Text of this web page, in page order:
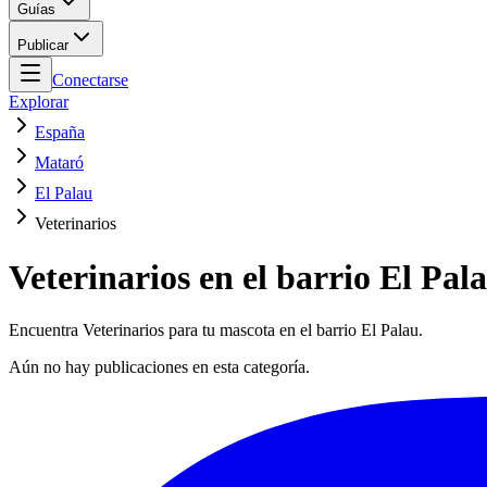
Guías
Publicar
Conectarse
Explorar
España
Mataró
El Palau
Veterinarios
Veterinarios en el barrio El
Encuentra Veterinarios para tu mascota en el barrio El Palau.
Aún no hay publicaciones en esta categoría.